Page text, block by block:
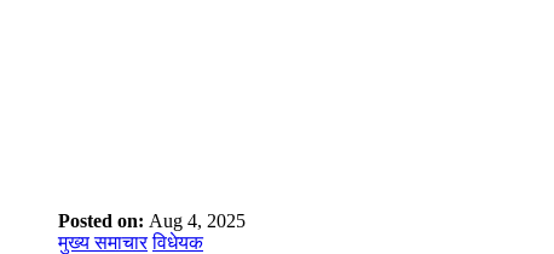
Posted on: Aug 4, 2025
मुख्य समाचार विधेयक